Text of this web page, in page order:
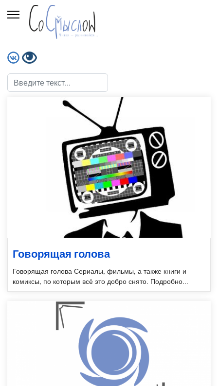
Говорящая голова
Говорящая голова Сериалы, фильмы, а также книги и
комиксы, по которым всё это добро снято. Подробно...